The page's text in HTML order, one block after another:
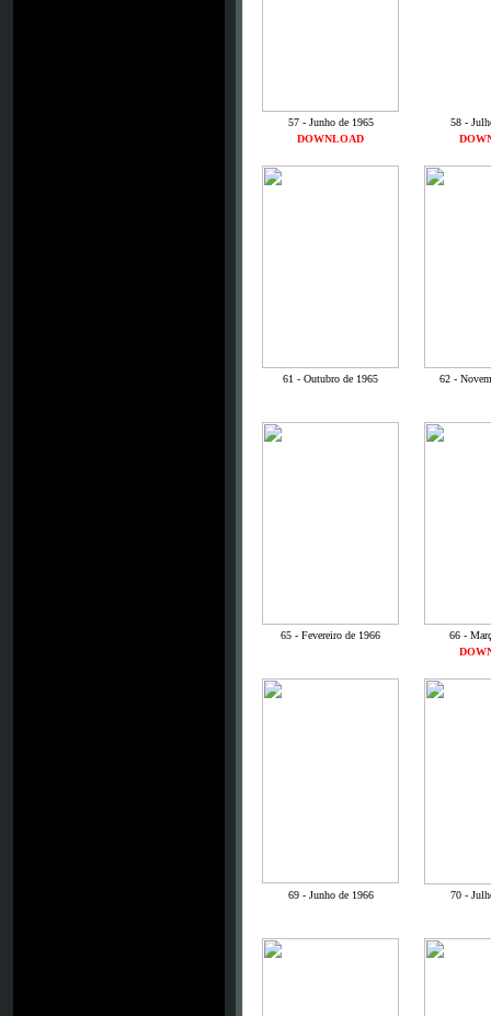
57 - Junho de 1965
58 -
DOWNLOAD
61 - Outubro de 1965 62 -
65 - Fevereiro de 1966
66 -
69 - Junho de 1966 70 -